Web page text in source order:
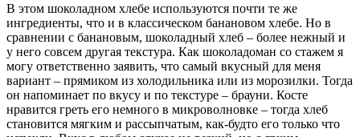
В этом шоколадном хлебе используются почти те же
ингредиенты, что и в классическом банановом хлебе. Но в
сравнении с банановым, шоколадный хлеб – более нежный и
у него совсем другая текстура. Как шоколадоман со стажем я
могу ответственно заявить, что самый вкусный для меня
вариант – прямиком из холодильника или из морозилки. Тогда
он напоминает по вкусу и по текстуре – брауни. Косте
нравится греть его немного в микроволновке – тогда хлеб
становится мягким и рассыпчатым, как-будто его только что